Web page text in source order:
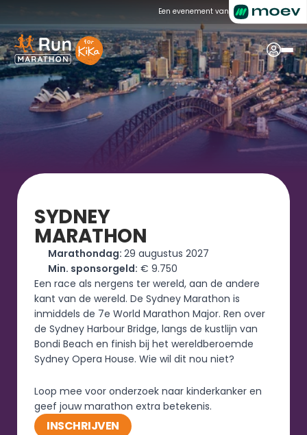
Een evenement van
SYDNEY
MARATHON
Marathondag: 29 augustus 2027
Min. sponsorgeld: € 9.750
Een race als nergens ter wereld, aan de andere
kant van de wereld. De Sydney Marathon is
inmiddels de 7e World Marathon Major. Ren over
de Sydney Harbour Bridge, langs de kustlijn van
Bondi Beach en finish bij het wereldberoemde
Sydney Opera House. Wie wil dit nou niet?
Loop mee voor onderzoek naar kinderkanker en
geef jouw marathon extra betekenis.
INSCHRIJVEN